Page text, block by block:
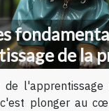
de la
les chiots
de
plonger au